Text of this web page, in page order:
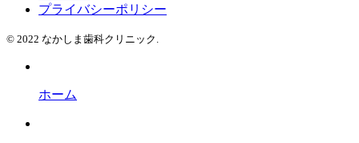
プライバシーポリシー
© 2022 なかしま歯科クリニック.
ホーム